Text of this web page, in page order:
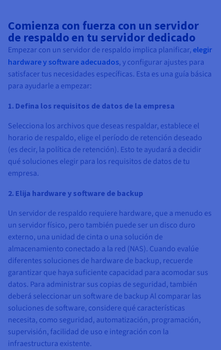
Comienza con fuerza con un servidor
de respaldo en tu servidor dedicado
Empezar con un servidor de respaldo implica planificar, elegir
hardware y software adecuados, y configurar ajustes para
satisfacer tus necesidades específicas. Esta es una guía básica
para ayudarle a empezar:
1. Defina los requisitos de datos de la empresa
Selecciona los archivos que deseas respaldar, establece el
horario de respaldo, elige el período de retención deseado
(es decir, la política de retención). Esto te ayudará a decidir
qué soluciones elegir para los requisitos de datos de tu
empresa.
2. Elija hardware y software de backup
Un servidor de respaldo requiere hardware, que a menudo es
un servidor físico, pero también puede ser un disco duro
externo, una unidad de cinta o una solución de
almacenamiento conectado a la red (NAS). Cuando evalúe
diferentes soluciones de hardware de backup, recuerde
garantizar que haya suficiente capacidad para acomodar sus
datos. Para administrar sus copias de seguridad, también
deberá seleccionar un software de backup Al comparar las
soluciones de software, considere qué características
necesita, como seguridad, automatización, programación,
supervisión, facilidad de uso e integración con la
infraestructura existente.